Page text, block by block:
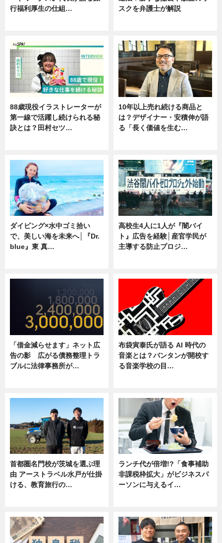
行福利厚生の仕組…
スクを弁護士が解説
88歳現役イラストレーターが
第一線で活躍し続けられる秘
訣とは？田村セツ…
10年以上売れ続ける商品と
は？デザイナー・安積伸が語
る「長く価値を生む…
ダイビング×水中ゴミ拾い
で、美しい海を未来へ│『Dr.
blue』東 真…
高校生4人に1人が『闇バイ
ト』広告を経験│産官学民が
主導する防止プロジ…
「借金減らせます」ネット広
告の影 広がる債務整理トラ
ブルに法律事務所が…
布袋寅泰氏が語る AI 時代の
音楽とは？バンタンが開校す
る音楽学校の目…
首都圏名門校が茨城を選ぶ理
由 アーストラベル水戸が仕掛
ける、教育旅行の…
ランチ代が倍増!?「食事補助
非課税枠拡大」がビジネスパ
ーソンに与えるイ…